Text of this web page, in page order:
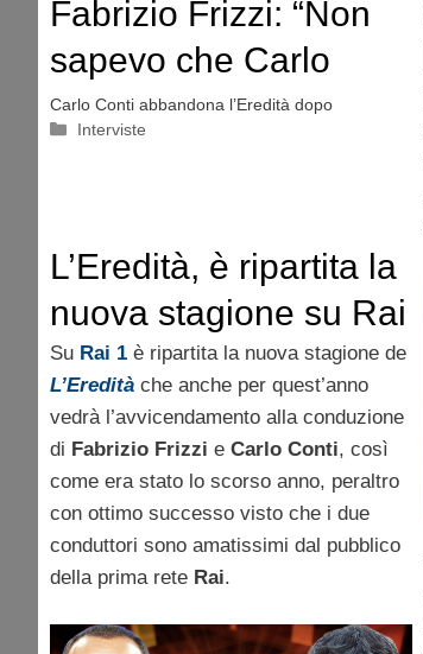
Fabrizio Frizzi: “Non
sapevo che Carlo
Conti lasciasse
Carlo Conti abbandona l’Eredità dopo
Categorie
Interviste
L’Eredità, è ripartita la
nuova stagione su Rai
1
Su Rai 1 è ripartita la nuova stagione de
L’Eredità che anche per quest’anno
vedrà l’avvicendamento alla conduzione
di Fabrizio Frizzi e Carlo Conti, così
come era stato lo scorso anno, peraltro
con ottimo successo visto che i due
conduttori sono amatissimi dal pubblico
della prima rete Rai.